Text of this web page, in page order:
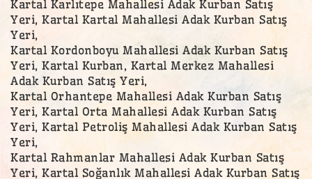
Kartal Karlıtepe Mahallesi Adak Kurban Satış
Yeri, Kartal Kartal Mahallesi Adak Kurban Satış
Yeri,
Kartal Kordonboyu Mahallesi Adak Kurban Satış
Yeri, Kartal Kurban, Kartal Merkez Mahallesi
Adak Kurban Satış Yeri,
Kartal Orhantepe Mahallesi Adak Kurban Satış
Yeri, Kartal Orta Mahallesi Adak Kurban Satış
Yeri, Kartal Petroliş Mahallesi Adak Kurban Satış
Yeri,
Kartal Rahmanlar Mahallesi Adak Kurban Satış
Yeri, Kartal Soğanlık Mahallesi Adak Kurban Satış